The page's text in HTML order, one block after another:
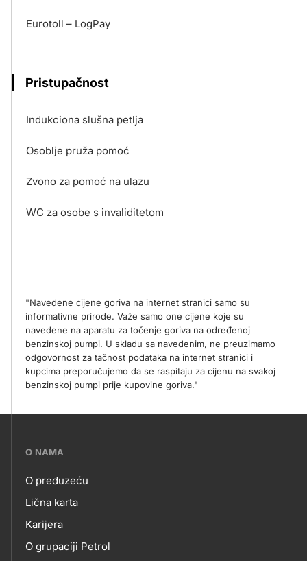
Eurotoll – LogPay
Pristupačnost
Indukciona slušna petlja
Osoblje pruža pomoć
Zvono za pomoć na ulazu
WC za osobe s invaliditetom
"Navedene cijene goriva na internet stranici samo su
informativne prirode. Važe samo one cijene koje su
navedene na aparatu za točenje goriva na određenoj
benzinskoj pumpi. U skladu sa navedenim, ne preuzimamo
odgovornost za tačnost podataka na internet stranici i
kupcima preporučujemo da se raspitaju za cijenu na svakoj
benzinskoj pumpi prije kupovine goriva."
???
skupno.footer-
title???
O NAMA
O
NAMA
O preduzeću
Lična karta
Karijera
O grupaciji Petrol